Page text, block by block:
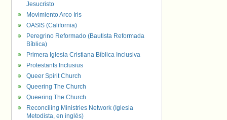
Jesucristo
Movimiento Arco Iris
OASIS (California)
Peregrino Reformado (Bautista Reformada
Bíblica)
Primera Iglesia Cristiana Bíblica Inclusiva
Protestants Inclusius
Queer Spirit Church
Queering The Church
Queering The Church
Reconciling Ministries Network (Iglesia
Metodista, en inglés)